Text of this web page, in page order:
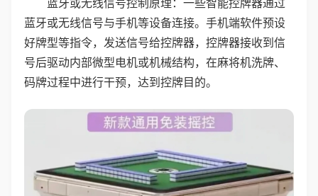
蓝牙或无线信号控制原理：一些智能控牌器通过
蓝牙或无线信号与手机等设备连接。手机端软件预设
好牌型等指令，发送信号给控牌器，控牌器接收到信
号后驱动内部微型电机或机械结构，在麻将机洗牌、
码牌过程中进行干预，达到控牌目的。